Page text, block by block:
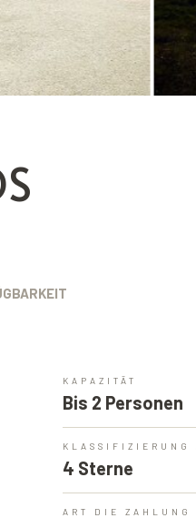
KAPAZITÄT
Bis 2 Personen
KLASSIFIZIERUNG
4 Sterne
ART DIE ZAHLUNG